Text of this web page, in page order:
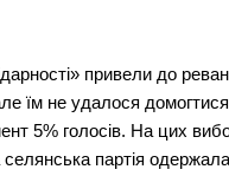
привели до
їм не удалося
5% голосів. На цих
партія